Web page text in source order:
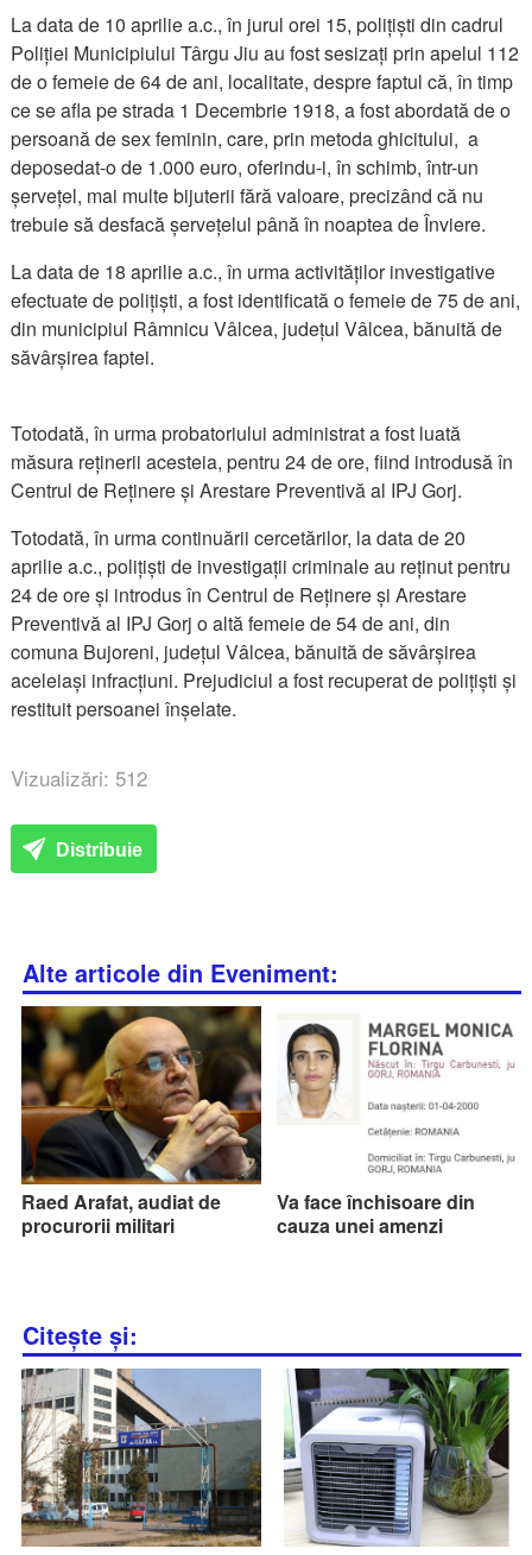
La data de 10 aprilie a.c., în jurul orei 15, polițiști din cadrul
Poliției Municipiului Târgu Jiu au fost sesizați prin apelul 112
de o femeie de 64 de ani, localitate, despre faptul că, în timp
ce se afla pe strada 1 Decembrie 1918, a fost abordată de o
persoană de sex feminin, care, prin metoda ghicitului, a
deposedat-o de 1.000 euro, oferindu-i, în schimb, într-un
șervețel, mai multe bijuterii fără valoare, precizând că nu
trebuie să desfacă șervețelul până în noaptea de Înviere.
La data de 18 aprilie a.c., în urma activităților investigative
efectuate de polițiști, a fost identificată o femeie de 75 de ani,
din municipiul Râmnicu Vâlcea, județul Vâlcea, bănuită de
săvârșirea faptei.
Totodată, în urma probatoriului administrat a fost luată
măsura reținerii acesteia, pentru 24 de ore, fiind introdusă în
Centrul de Reținere și Arestare Preventivă al IPJ Gorj.
Totodată, în urma continuării cercetărilor, la data de 20
aprilie a.c., polițiști de investigații criminale au reținut pentru
24 de ore și introdus în Centrul de Reținere și Arestare
Preventivă al IPJ Gorj o altă femeie de 54 de ani, din
comuna Bujoreni, județul Vâlcea, bănuită de săvârșirea
aceleiași infracțiuni. Prejudiciul a fost recuperat de polițiști și
restituit persoanei înșelate.
Vizualizări: 512
Distribuie
Alte articole din Eveniment:
Raed Arafat, audiat de
procurorii militari
Va face închisoare din
cauza unei amenzi
Citește și: